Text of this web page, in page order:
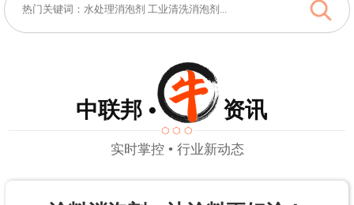
中联邦 • 资讯
实时掌控 • 行业新动态